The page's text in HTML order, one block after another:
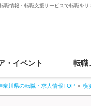
職情報・転職支援サービスで転職をサ
・イベント 転職
奈川県の転職・求人情報TOP 横